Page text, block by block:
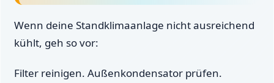
Wenn deine Standklimaanlage nicht ausreichend
kühlt, geh so vor:
Filter reinigen. Außenkondensator prüfen.